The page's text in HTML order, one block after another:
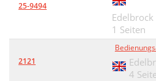
25-9494
1 Seiten
2121
4